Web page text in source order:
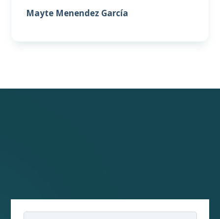
Mayte Menendez García